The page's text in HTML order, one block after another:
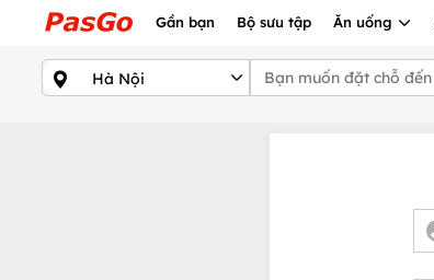
Gần bạn Bộ sưu tập Ăn uống